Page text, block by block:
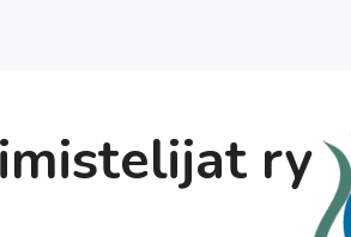
ry